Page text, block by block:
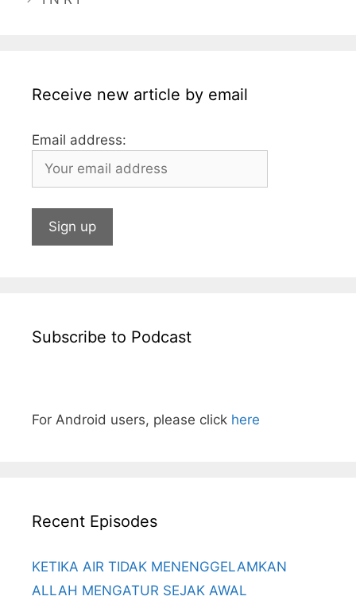
o
Receive new article by email
Email address:
Subscribe to Podcast
For Android users, please click here
Recent Episodes
KETIKA AIR TIDAK MENENGGELAMKAN
ALLAH MENGATUR SEJAK AWAL